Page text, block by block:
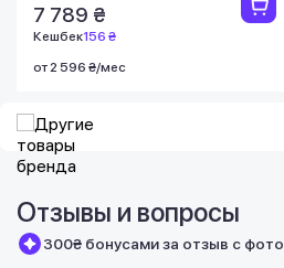
7 789 ₴
Кешбек156 ₴
от 2 596 ₴/мес
Отзывы и вопросы
300₴ бонусами за отзыв с фото